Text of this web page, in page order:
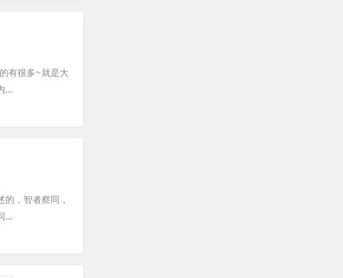
有很多~就是大
...
，智者察同，
...